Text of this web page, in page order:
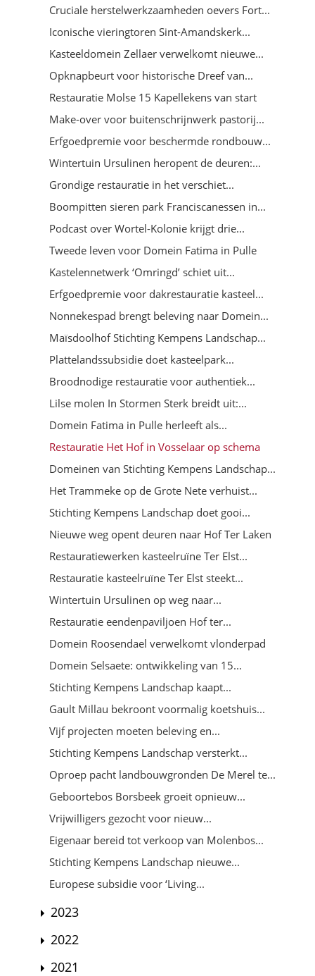
Cruciale herstelwerkzaamheden oevers Fort...
Iconische vieringtoren Sint-Amandskerk...
Kasteeldomein Zellaer verwelkomt nieuwe...
Opknapbeurt voor historische Dreef van...
Restauratie Molse 15 Kapellekens van start
Make-over voor buitenschrijnwerk pastorij...
Erfgoedpremie voor beschermde rondbouw...
Wintertuin Ursulinen heropent de deuren:...
Grondige restauratie in het verschiet...
Boompitten sieren park Franciscanessen in...
Podcast over Wortel-Kolonie krijgt drie...
Tweede leven voor Domein Fatima in Pulle
Kastelennetwerk ‘Omringd’ schiet uit...
Erfgoedpremie voor dakrestauratie kasteel...
Nonnekespad brengt beleving naar Domein...
Maïsdoolhof Stichting Kempens Landschap...
Plattelandssubsidie doet kasteelpark...
Broodnodige restauratie voor authentiek...
Lilse molen In Stormen Sterk breidt uit:...
Domein Fatima in Pulle herleeft als...
Restauratie Het Hof in Vosselaar op schema
Domeinen van Stichting Kempens Landschap...
Het Trammeke op de Grote Nete verhuist...
Stichting Kempens Landschap doet gooi...
Nieuwe weg opent deuren naar Hof Ter Laken
Restauratiewerken kasteelruïne Ter Elst...
Restauratie kasteelruïne Ter Elst steekt...
Wintertuin Ursulinen op weg naar...
Restauratie eendenpaviljoen Hof ter...
Domein Roosendael verwelkomt vlonderpad
Domein Selsaete: ontwikkeling van 15...
Stichting Kempens Landschap kaapt...
Gault Millau bekroont voormalig koetshuis...
Vijf projecten moeten beleving en...
Stichting Kempens Landschap versterkt...
Oproep pacht landbouwgronden De Merel te...
Geboortebos Borsbeek groeit opnieuw...
Vrijwilligers gezocht voor nieuw...
Eigenaar bereid tot verkoop van Molenbos...
Stichting Kempens Landschap nieuwe...
Europese subsidie voor ‘Living...
2023
2022
2021